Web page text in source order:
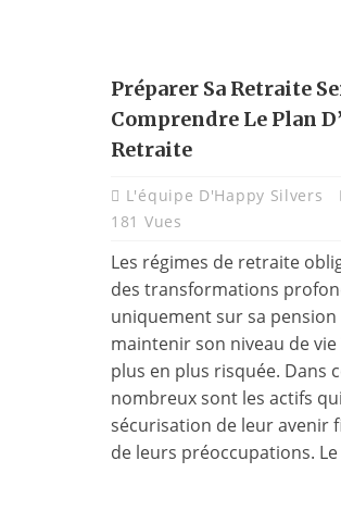
Préparer Sa Retraite
Comprendre Le Plan
Retraite
L'équipe D'Happy Silvers
181 Vues
Les régimes de retraite
des transformations
uniquement sur sa
maintenir son niveau de
plus en plus risquée. Dans
nombreux sont les actifs
sécurisation de leur avenir
de leurs préoccupations.